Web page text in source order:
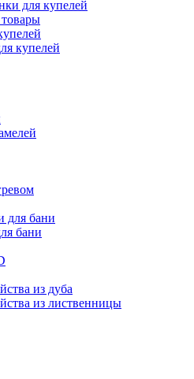
для купелей
купелей
для бани
бани
из дуба
из лиственницы